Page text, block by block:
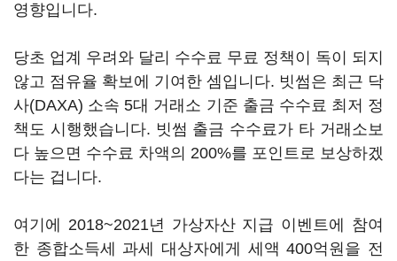
영향입니다.
당초 업계 우려와 달리 수수료 무료 정책이 독이 되지
않고 점유율 확보에 기여한 셈입니다. 빗썸은 최근 닥
사(DAXA) 소속 5대 거래소 기준 출금 수수료 최저 정
책도 시행했습니다. 빗썸 출금 수수료가 타 거래소보
다 높으면 수수료 차액의 200%를 포인트로 보상하겠
다는 겁니다.
여기에 2018~2021년 가상자산 지급 이벤트에 참여
한 종합소득세 과세 대상자에게 세액 400억원을 전